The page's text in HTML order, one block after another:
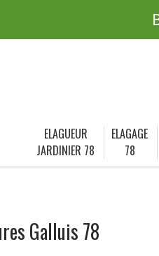
ELAGUEUR
JARDINIER 78
ELAGAGE
78
Galluis 78